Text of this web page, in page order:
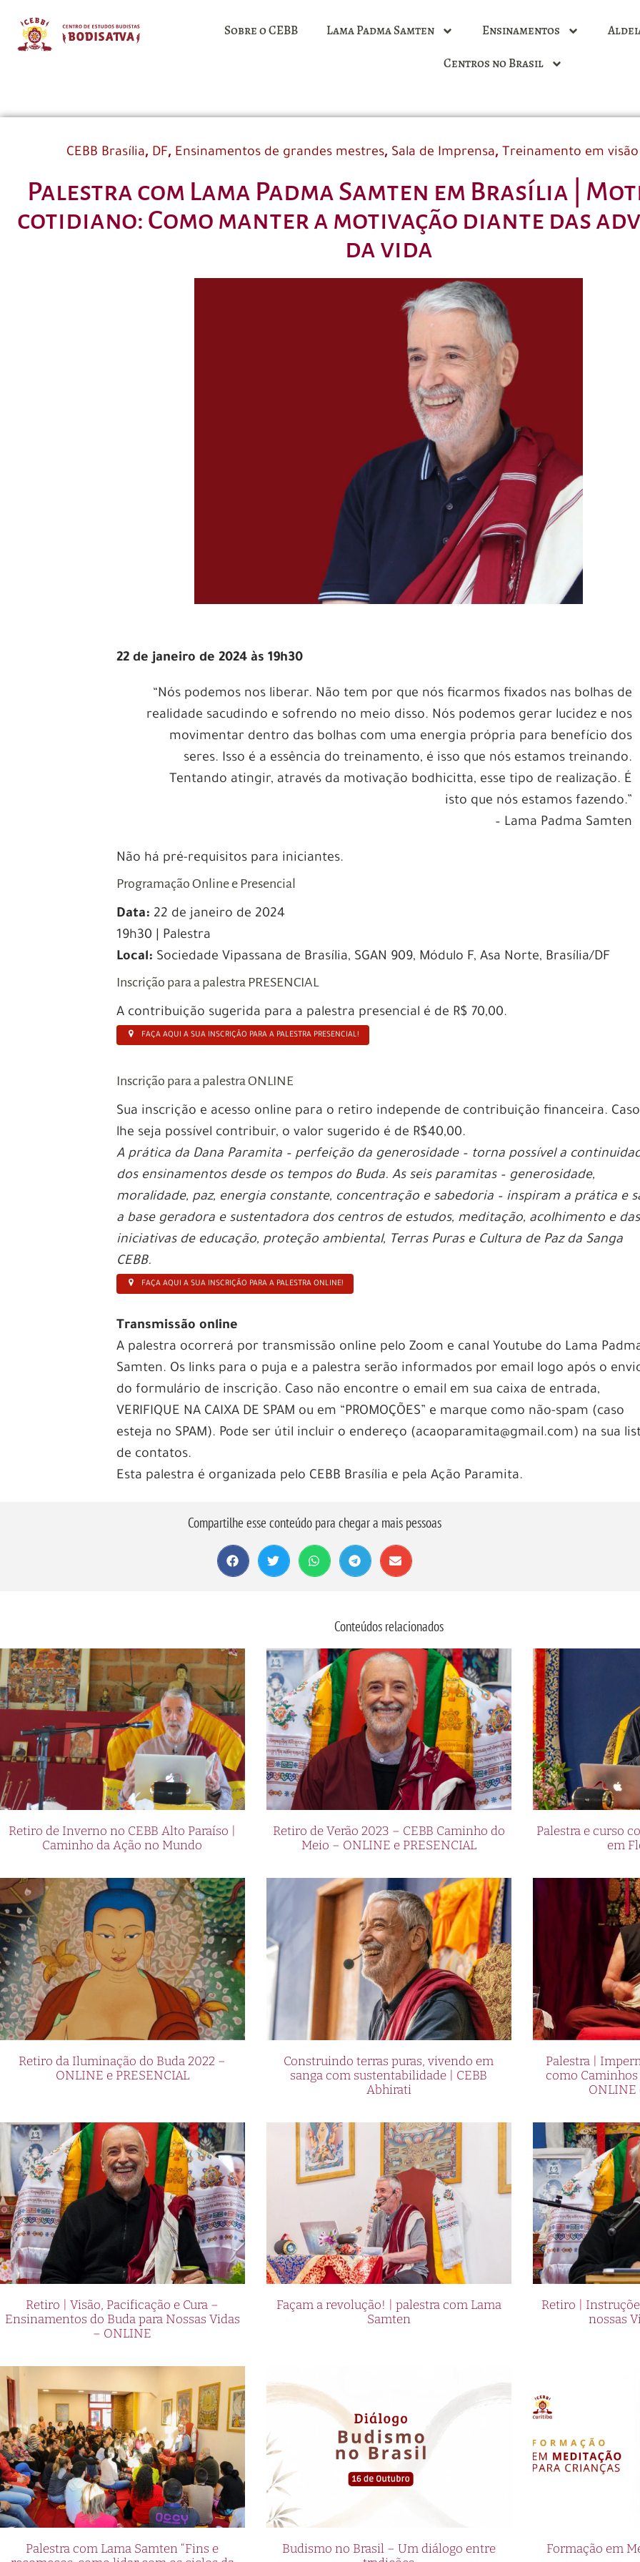
Sobre o CEBB Lama Padma Samten Ensinamentos
Centros no Brasil
CEBB Brasília, DF, Ensinamentos de grandes mestres, Sala de Imprensa,Treinamento em
Palestra com Lama Padma Samten em Brasília |
cotidiano: Como manter a motivação diante das
da vida
22 de janeiro de 2024 às 19h30
“Nós podemos nos liberar. Não tem por que nós ficarmos fixados nas bolhas de
realidade sacudindo e sofrendo no meio disso. Nós podemos gerar lucidez e nos
movimentar dentro das bolhas com uma energia própria para benefício dos
seres. Isso é a essência do treinamento, é isso que nós estamos treinando.
Tentando atingir, através da motivação bodhicitta, esse tipo de realização. É
isto que nós estamos fazendo.”
– Lama Padma Samten
Não há pré-requisitos para iniciantes.
Programação Online e Presencial
Data: 22 de janeiro de 2024
19h30 | Palestra
Local: Sociedade Vipassana de Brasília, SGAN 909, Módulo F, Asa Norte, Brasília/DF
Inscrição para a palestra PRESENCIAL
A contribuição sugerida para a palestra presencial é de R$ 70,00.
FAÇA AQUI A SUA INSCRIÇÃO PARA A PALESTRA PRESENCIAL!
Inscrição para a palestra ONLINE
Sua inscrição e acesso online para o retiro independe de contribuição financeira. Caso
lhe seja possível contribuir, o valor sugerido é de R$40,00.
A prática da Dana Paramita – perfeição da generosidade – torna possível a
dos ensinamentos desde os tempos do Buda. As seis paramitas – generosidade,
moralidade, paz, energia constante, concentração e sabedoria – inspiram a prática e
a base geradora e sustentadora dos centros de estudos, meditação, acolhimento e das
iniciativas de educação, proteção ambiental, Terras Puras e Cultura de Paz da Sanga
CEBB.
FAÇA AQUI A SUA INSCRIÇÃO PARA A PALESTRA ONLINE!
Transmissão online
A palestra ocorrerá por transmissão online pelo Zoom e canal Youtube do Lama
Samten. Os links para o puja e a palestra serão informados por email logo após o
do formulário de inscrição. Caso não encontre o email em sua caixa de entrada,
VERIFIQUE NA CAIXA DE SPAM ou em “PROMOÇÕES” e marque como não-spam (caso
esteja no SPAM). Pode ser útil incluir o endereço (acaoparamita@gmail.com) na sua
de contatos.
Esta palestra é organizada pelo CEBB Brasília e pela Ação Paramita.
Compartilhe esse conteúdo para chegar a mais pessoas
Conteúdos relacionados
Retiro de Inverno no CEBB Alto Paraíso |
Caminho da Ação no Mundo
Retiro de Verão 2023 – CEBB Caminho do
Meio – ONLINE e PRESENCIAL
Palestra e curso
em
Retiro da Iluminação do Buda 2022 –
ONLINE e PRESENCIAL
Construindo terras puras, vivendo em
sanga com sustentabilidade | CEBB
Abhirati
Palestra |
como Caminhos
ONLINE
Retiro | Visão, Pacificação e Cura –
Ensinamentos do Buda para Nossas Vidas
– ONLINE
Façam a revolução! | palestra com Lama
Samten
Retiro |
nossas
Palestra com Lama Samten “Fins e
Budismo no Brasil – Um diálogo entre
Formação em